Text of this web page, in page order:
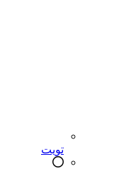
تويت